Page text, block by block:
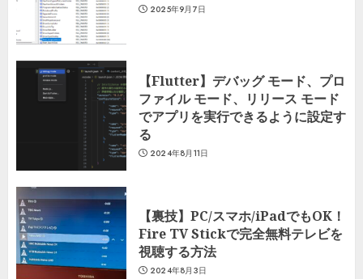
2025年9月7日
【Flutter】デバッグ モード、プロ
ファイル モード、リリース モード
でアプリを実行できるように設定す
る
2024年8月11日
【裏技】PC/スマホ/iPadでもOK！
Fire TV Stickで完全無料テレビを
視聴する方法
2024年8月3日